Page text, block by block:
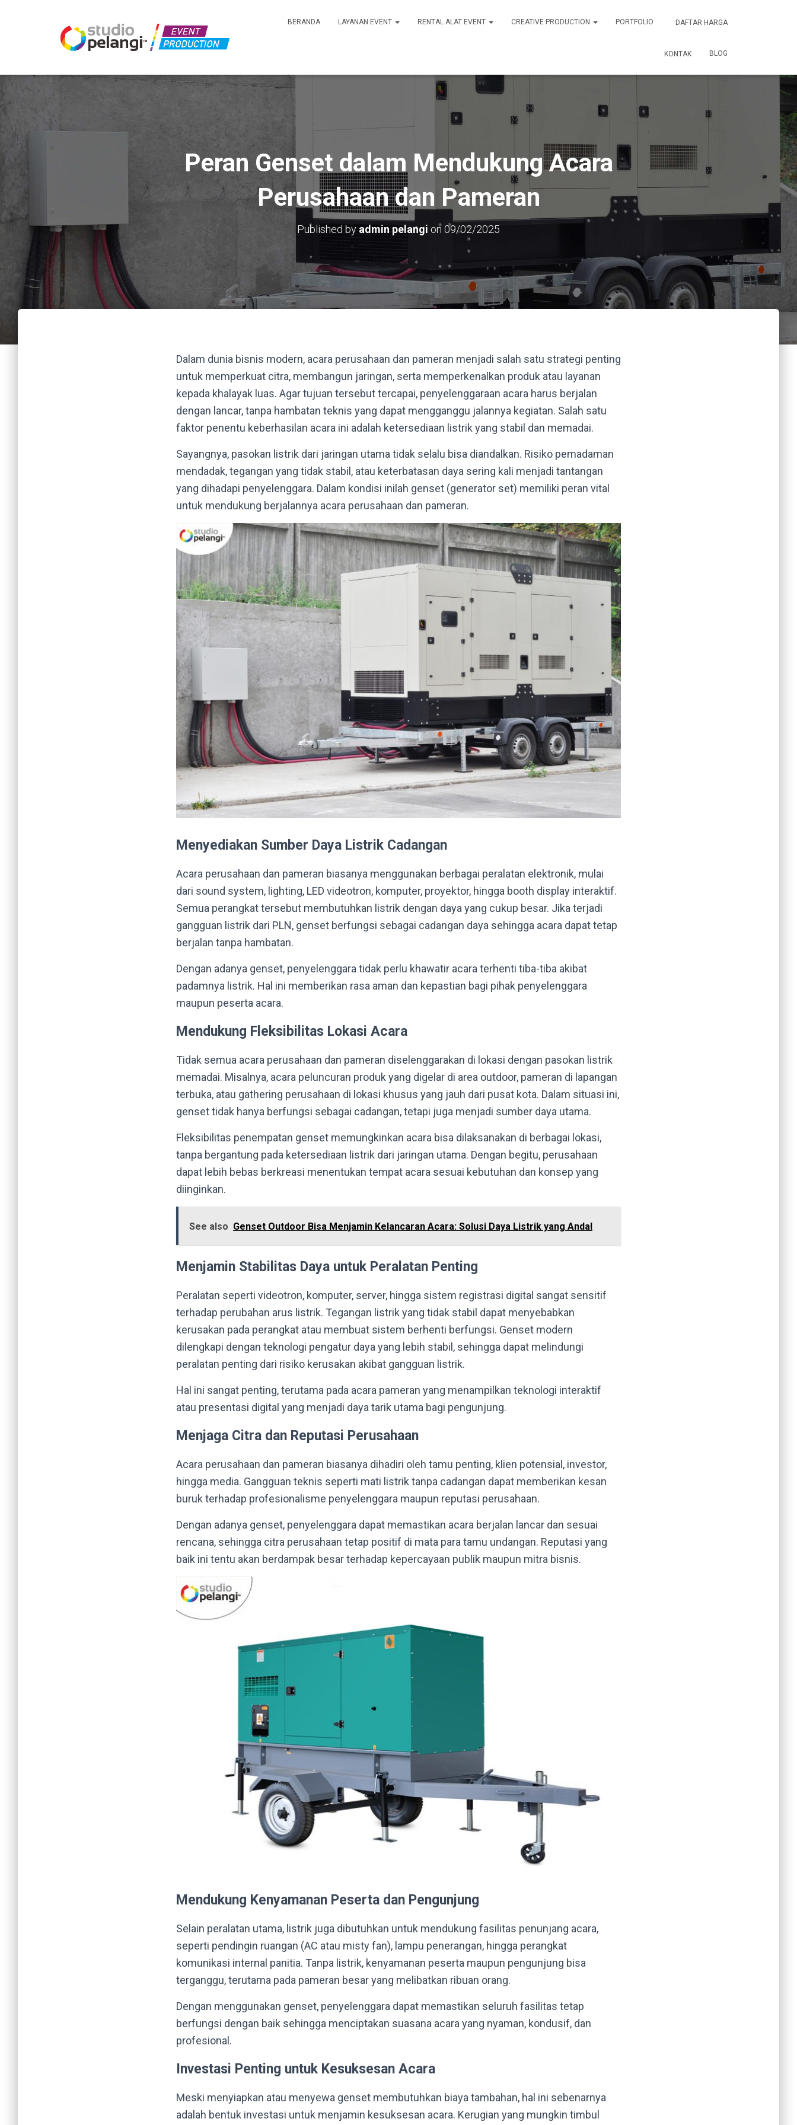
BERANDA LAYANAN EVENT RENTAL ALAT EVENT CREATIVE PRODUCTION PORTFOLIO DAFTAR HARGA
KONTAK BLOG
Peran Genset dalam Mendukung Acara
Perusahaan dan Pameran
Published by admin pelangi on09/02/2025
Dalam dunia bisnis modern, acara perusahaan dan pameran menjadi salah satu strategi penting
untuk memperkuat citra, membangun jaringan, serta memperkenalkan produk atau layanan
kepada khalayak luas. Agar tujuan tersebut tercapai, penyelenggaraan acara harus berjalan
dengan lancar, tanpa hambatan teknis yang dapat mengganggu jalannya kegiatan. Salah satu
faktor penentu keberhasilan acara ini adalah ketersediaan listrik yang stabil dan memadai.
Sayangnya, pasokan listrik dari jaringan utama tidak selalu bisa diandalkan. Risiko pemadaman
mendadak, tegangan yang tidak stabil, atau keterbatasan daya sering kali menjadi tantangan
yang dihadapi penyelenggara. Dalam kondisi inilah genset (generator set) memiliki peran vital
untuk mendukung berjalannya acara perusahaan dan pameran.
Menyediakan Sumber Daya Listrik Cadangan
Acara perusahaan dan pameran biasanya menggunakan berbagai peralatan elektronik, mulai
dari sound system, lighting, LED videotron, komputer, proyektor, hingga booth display interaktif.
Semua perangkat tersebut membutuhkan listrik dengan daya yang cukup besar. Jika terjadi
gangguan listrik dari PLN, genset berfungsi sebagai cadangan daya sehingga acara dapat tetap
berjalan tanpa hambatan.
Dengan adanya genset, penyelenggara tidak perlu khawatir acara terhenti tiba-tiba akibat
padamnya listrik. Hal ini memberikan rasa aman dan kepastian bagi pihak penyelenggara
maupun peserta acara.
Mendukung Fleksibilitas Lokasi Acara
Tidak semua acara perusahaan dan pameran diselenggarakan di lokasi dengan pasokan listrik
memadai. Misalnya, acara peluncuran produk yang digelar di area outdoor, pameran di lapangan
terbuka, atau gathering perusahaan di lokasi khusus yang jauh dari pusat kota. Dalam situasi ini,
genset tidak hanya berfungsi sebagai cadangan, tetapi juga menjadi sumber daya utama.
Fleksibilitas penempatan genset memungkinkan acara bisa dilaksanakan di berbagai lokasi,
tanpa bergantung pada ketersediaan listrik dari jaringan utama. Dengan begitu, perusahaan
dapat lebih bebas berkreasi menentukan tempat acara sesuai kebutuhan dan konsep yang
diinginkan.
See also Genset Outdoor Bisa Menjamin Kelancaran Acara: Solusi Daya Listrik yang Andal
Menjamin Stabilitas Daya untuk Peralatan Penting
Peralatan seperti videotron, komputer, server, hingga sistem registrasi digital sangat sensitif
terhadap perubahan arus listrik. Tegangan listrik yang tidak stabil dapat menyebabkan
kerusakan pada perangkat atau membuat sistem berhenti berfungsi. Genset modern
dilengkapi dengan teknologi pengatur daya yang lebih stabil, sehingga dapat melindungi
peralatan penting dari risiko kerusakan akibat gangguan listrik.
Hal ini sangat penting, terutama pada acara pameran yang menampilkan teknologi interaktif
atau presentasi digital yang menjadi daya tarik utama bagi pengunjung.
Menjaga Citra dan Reputasi Perusahaan
Acara perusahaan dan pameran biasanya dihadiri oleh tamu penting, klien potensial, investor,
hingga media. Gangguan teknis seperti mati listrik tanpa cadangan dapat memberikan kesan
buruk terhadap profesionalisme penyelenggara maupun reputasi perusahaan.
Dengan adanya genset, penyelenggara dapat memastikan acara berjalan lancar dan sesuai
rencana, sehingga citra perusahaan tetap positif di mata para tamu undangan. Reputasi yang
baik ini tentu akan berdampak besar terhadap kepercayaan publik maupun mitra bisnis.
Mendukung Kenyamanan Peserta dan Pengunjung
Selain peralatan utama, listrik juga dibutuhkan untuk mendukung fasilitas penunjang acara,
seperti pendingin ruangan (AC atau misty fan), lampu penerangan, hingga perangkat
komunikasi internal panitia. Tanpa listrik, kenyamanan peserta maupun pengunjung bisa
terganggu, terutama pada pameran besar yang melibatkan ribuan orang.
Dengan menggunakan genset, penyelenggara dapat memastikan seluruh fasilitas tetap
berfungsi dengan baik sehingga menciptakan suasana acara yang nyaman, kondusif, dan
profesional.
Investasi Penting untuk Kesuksesan Acara
Meski menyiapkan atau menyewa genset membutuhkan biaya tambahan, hal ini sebenarnya
adalah bentuk investasi untuk menjamin kesuksesan acara. Kerugian yang mungkin timbul